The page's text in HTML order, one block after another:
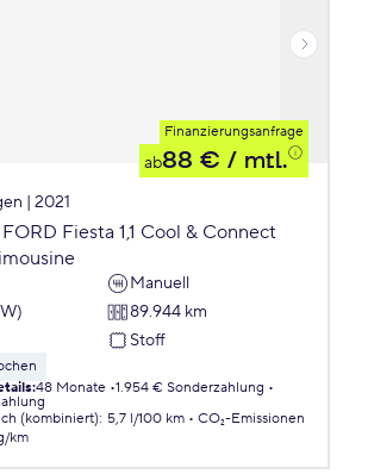
Finanzierungsanfrage
ab88 € / mtl.
| 2021
FORD Fiesta 1,1 Cool & Connect
Manuell
89.944 km
Stoff
:48 Monate 1.954 € Sonderzahlung
(kombiniert): 5,7 l/100 km
CO₂-Emissionen
km